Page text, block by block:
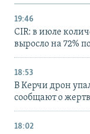
19:46
CIR: в июле
выросло на 72%
18:53
В Керчи дрон
сообщают о
18:02